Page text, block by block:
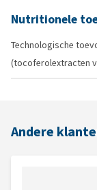
Nutritionele
Technologische
(tocoferolextracten
Andere